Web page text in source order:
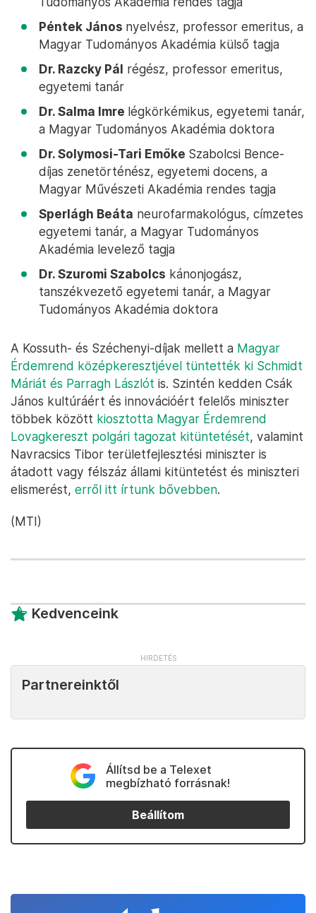
Péntek János nyelvész, professor emeritus, a
Magyar Tudományos Akadémia külső tagja
Dr. Razcky Pál régész, professor emeritus,
egyetemi tanár
Dr. Salma Imre légkörkémikus, egyetemi tanár,
a Magyar Tudományos Akadémia doktora
Dr. Solymosi-Tari Emőke Szabolcsi Bence-
díjas zenetörténész, egyetemi docens, a
Magyar Művészeti Akadémia rendes tagja
Sperlágh Beáta neurofarmakológus, címzetes
egyetemi tanár, a Magyar Tudományos
Akadémia levelező tagja
Dr. Szuromi Szabolcs kánonjogász,
tanszékvezető egyetemi tanár, a Magyar
Tudományos Akadémia doktora
A Kossuth- és Széchenyi-díjak mellett a Magyar
Érdemrend középkeresztjével tüntették ki Schmidt
Máriát és Parragh Lászlót is. Szintén kedden Csák
János kultúráért és innovációért felelős miniszter
többek között kiosztotta Magyar Érdemrend
Lovagkereszt polgári tagozat kitüntetését, valamint
Navracsics Tibor területfejlesztési miniszter is
átadott vagy félszáz állami kitüntetést és miniszteri
elismerést, erről itt írtunk bővebben.
(MTI)
Kedvenceink
Partnereinktől
Állítsd be a Telexet
megbízható forrásnak!
Beállítom